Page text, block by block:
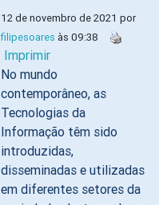
12 de novembro de 2021 por
filipesoares às 09:38
Imprimir
No mundo
contemporâneo, as
Tecnologias da
Informação têm sido
introduzidas,
disseminadas e utilizadas
em diferentes setores da